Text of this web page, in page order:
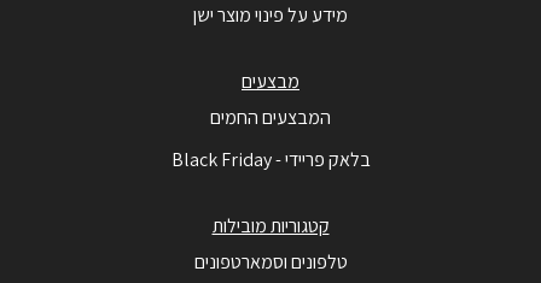
מידע על פינוי מוצר ישן
מבצעים
המבצעים החמים
בלאק פריידי - Black Friday
קטגוריות מובילות
טלפונים וסמארטפונים